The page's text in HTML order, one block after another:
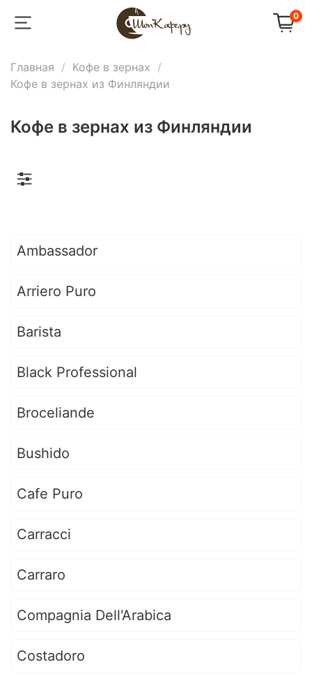
0
Главная
Кофе в зернах
Кофе в зернах из Финляндии
Кофе в зернах из Финляндии
Ambassador
Arriero Puro
Barista
Black Professional
Broceliande
Bushido
Cafe Puro
Carracci
Carraro
Compagnia Dell'Arabica
Costadoro